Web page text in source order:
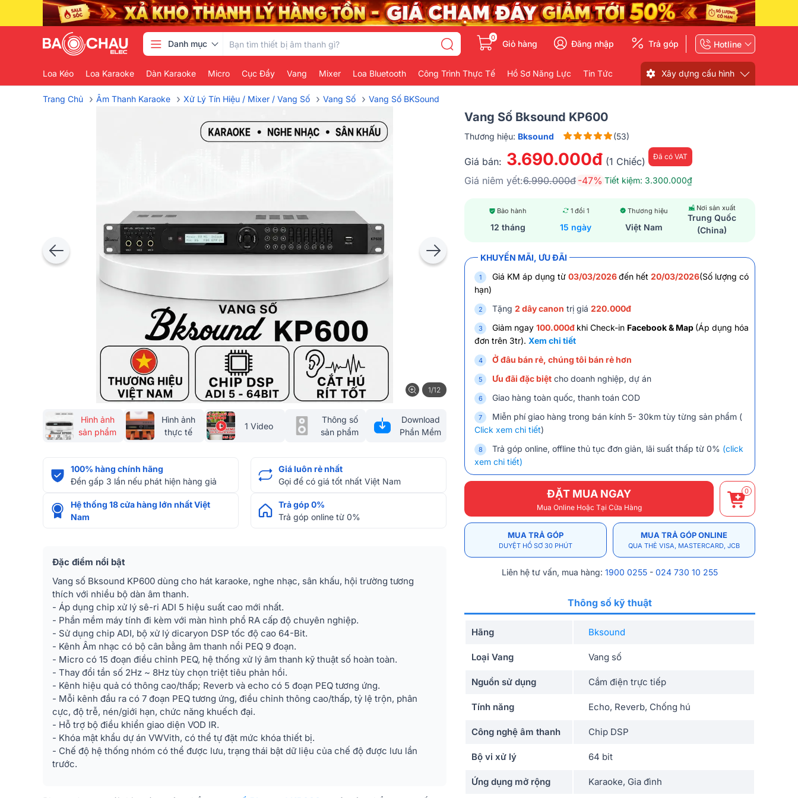
Danh mục
0
Giỏ hàng Đăng nhập Trả góp Hotline
Loa Kéo Loa Karaoke Dàn Karaoke Micro Cục Đẩy Vang Mixer Loa Bluetooth Công Trình Thực Tế Hồ Sơ Năng Lực Tin Tức Xây dựng cấu hình
Trang Chủ › Âm Thanh Karaoke › Xử Lý Tín Hiệu / Mixer / Vang Số › Vang Số › Vang Số BKSound
1/12
Hình ảnh
sản phẩm
Hình ảnh
thực tế
1 Video
Thông số
sản phẩm
Download
Phần Mềm
100% hàng chính hãng
Đền gấp 3 lần nếu phát hiện hàng giả
Giá luôn rẻ nhất
Gọi để có giá tốt nhất Việt Nam
Hệ thống 18 cửa hàng lớn nhất Việt
Nam
Trả góp 0%
Trả góp online từ 0%
Đặc điểm nổi bật
Vang số Bksound KP600 dùng cho hát karaoke, nghe nhạc, sân khấu, hội trường tương
thích với nhiều bộ dàn âm thanh.
- Áp dụng chip xử lý sê-ri ADI 5 hiệu suất cao mới nhất.
- Phần mềm máy tính đi kèm với màn hình phổ RA cấp độ chuyên nghiệp.
- Sử dụng chip ADI, bộ xử lý dicaryon DSP tốc độ cao 64-Bit.
- Kênh Âm nhạc có bộ cân bằng âm thanh nổi PEQ 9 đoạn.
- Micro có 15 đoạn điều chỉnh PEQ, hệ thống xử lý âm thanh kỹ thuật số hoàn toàn.
- Thay đổi tần số 2Hz ~ 8Hz tùy chọn triệt tiêu phản hồi.
- Kênh hiệu quả có thông cao/thấp; Reverb và echo có 5 đoạn PEQ tương ứng.
- Mỗi kênh đầu ra có 7 đoạn PEQ tương ứng, điều chỉnh thông cao/thấp, tỷ lệ trộn, phân
cực, độ trễ, nén/giới hạn, chức năng khuếch đại.
- Hỗ trợ bộ điều khiển giao diện VOD IR.
- Khóa mật khẩu dự án VWVith, có thể tự đặt mức khóa thiết bị.
- Chế độ hệ thống nhóm có thể được lưu, trạng thái bật dữ liệu của chế độ được lưu lần
trước.
Vang Số Bksound KP600
Thương hiệu: Bksound (53)
Giá bán: 3.690.000đ (1 Chiếc) Đã có VAT
Giá niêm yết:6.990.000đ -47% Tiết kiệm: 3.300.000₫
Bảo hành
12 tháng
1 đổi 1
15 ngày
Thương hiệu
Việt Nam
Nơi sản xuất
Trung Quốc
(China)
KHUYẾN MÃI, ƯU ĐÃI
Giá KM áp dụng từ 03/03/2026đến hết 20/03/2026(Số lượng có
hạn)
Tặng 2 dây canon trị giá 220.000đ
Giảm ngay 100.000đ khi Check-in Facebook & Map (Áp dụng hóa
đơn trên 3tr). Xem chi tiết
Ở đâu bán rẻ, chúng tôi bán rẻ hơn
Ưu đãi đặc biệt cho doanh nghiệp, dự án
Giao hàng toàn quốc, thanh toán COD
Miễn phí giao hàng trong bán kính 5- 30km tùy từng sản phẩm (
Click xem chi tiết)
Trả góp online, offline thủ tục đơn giản, lãi suất thấp từ 0% (click
xem chi tiết)
ĐẶT MUA NGAY
Mua Online Hoặc Tại Cửa Hàng
0
MUA TRẢ GÓP
DUYỆT HỒ SƠ 30 PHÚT
MUA TRẢ GÓP ONLINE
QUA THẺ VISA, MASTERCARD, JCB
Liên hệ tư vấn, mua hàng: 1900 0255 - 024 730 10 255
Thông số kỹ thuật
Hãng Bksound
Loại Vang Vang số
Nguồn sử dụng Cắm điện trực tiếp
Tính năng Echo, Reverb, Chống hú
Công nghệ âm thanh Chip DSP
Bộ vi xử lý 64 bit
Ứng dụng mở rộng Karaoke, Gia đình